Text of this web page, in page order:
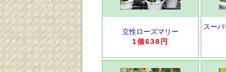
立性ローズマリー
1個638円
スー